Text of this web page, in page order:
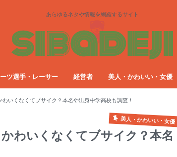
あらゆるネタや情報を網羅するサイト
ツ選手・レーサー 経営者 美人・かわいい・女優
いくなくてブサイク？本名や出身中学高校も調査！
美人・かわいい・女優
わいくなくてブサイク？本名